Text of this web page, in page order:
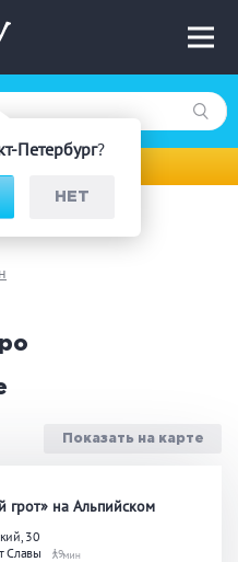
Петербург?
НЕТ
Показать на карте
грот» на Альпийском
30
Славы
9